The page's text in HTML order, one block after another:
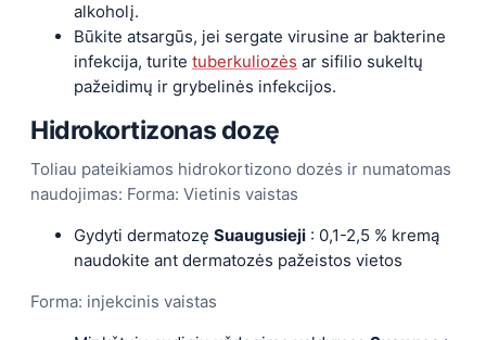
alkoholį.
Būkite atsargūs, jei sergate virusine ar bakterine
infekcija, turite tuberkuliozės ar sifilio sukeltų
pažeidimų ir grybelinės infekcijos.
Hidrokortizonas dozę
Toliau pateikiamos hidrokortizono dozės ir numatomas
naudojimas: Forma: Vietinis vaistas
Gydyti dermatozę Suaugusieji : 0,1-2,5 % kremą
naudokite ant dermatozės pažeistos vietos
Forma: injekcinis vaistas